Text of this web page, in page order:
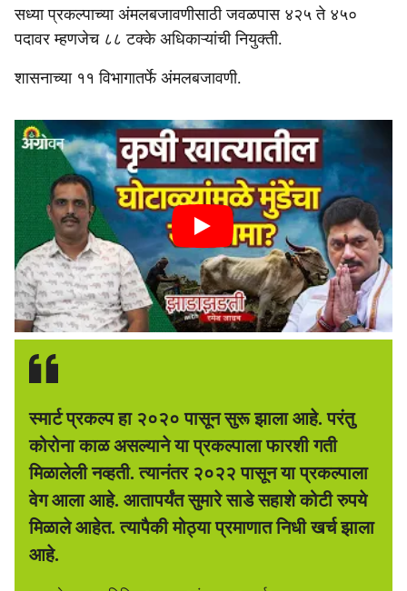
सध्या प्रकल्पाच्या अंमलबजावणीसाठी जवळपास ४२५ ते ४५०
पदावर म्हणजेच ८८ टक्के अधिकाऱ्यांची नियुक्ती.
शासनाच्या ११ विभागातर्फे अंमलबजावणी.
स्मार्ट प्रकल्प हा २०२० पासून सुरू झाला आहे. परंतु
कोरोना काळ असल्याने या प्रकल्पाला फारशी गती
मिळालेली नव्हती. त्यानंतर २०२२ पासून या प्रकल्पाला
वेग आला आहे. आतापर्यंत सुमारे साडे सहाशे कोटी रुपये
मिळाले आहेत. त्यापैकी मोठ्या प्रमाणात निधी खर्च झाला
आहे.